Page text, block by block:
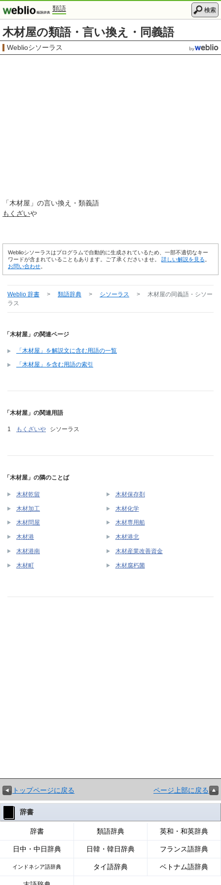
類語 検索
木材屋の類語・言い換え・同義語
Weblioシソーラス
「木材屋 」の言い換え・類義語
もくざいや
Weblioシソーラスはプログラムで自動的に生成されているため、一部不適切なキー
ワードが含まれていることもあります。ご了承くださいませ。 詳しい解説を見る
お問い合わせ
Weblio 辞書 > 類語辞典 > シソーラス > 木材屋の同義語・シソー
ラス
「木材屋」の関連ページ
「木材屋」を解説文に含む用語の一覧
「木材屋」を含む用語の索引
「木材屋」の関連用語
もくざいや シソーラス
「木材屋」の隣のことば
木材乾留 木材保存剤
木材加工 木材化学
木材問屋 木材専用船
木材港 木材港北
木材港南 木材産業改善資金
木材町 木材腐朽菌
トップページに戻る ページ上部に戻る
辞書
辞書 類語辞典 英和・和英辞典
日中・中日辞典 日韓・韓日辞典 フランス語辞典
インドネシア語辞典 タイ語辞典 ベトナム語辞典